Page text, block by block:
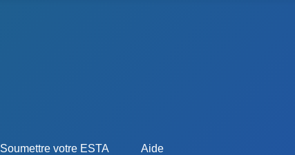
Soumettre votre ESTA Aide